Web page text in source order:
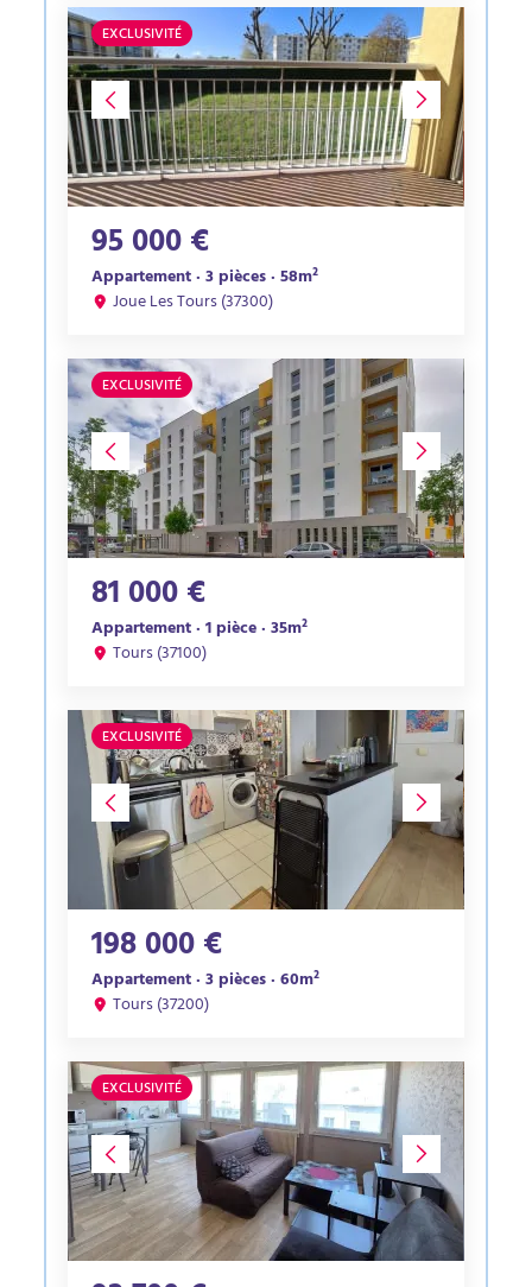
EXCLUSIVITÉ
95 000 €
Appartement · 3 pièces · 58m²
Joue Les Tours (37300)
EXCLUSIVITÉ
81 000 €
Appartement · 1 pièce · 35m²
Tours (37100)
EXCLUSIVITÉ
198 000 €
Appartement · 3 pièces · 60m²
Tours (37200)
EXCLUSIVITÉ